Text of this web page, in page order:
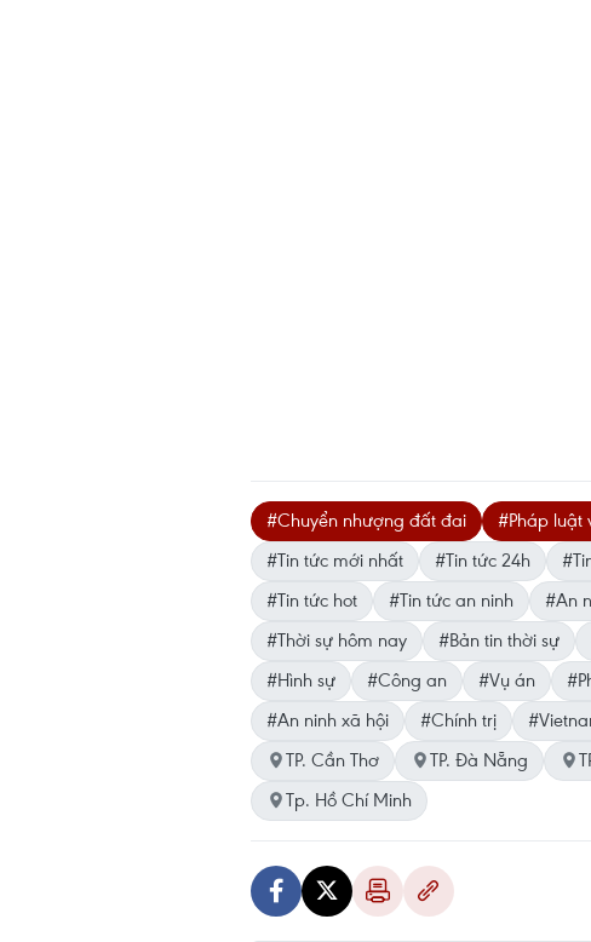
#Chuyển nhượng đất đai #Pháp luật
#Tin tức mới nhất
#Tin tức 24h
#Tin tức hot
#Tin tức an ninh #An
#Thời sự hôm nay
#Bản tin thời sự
#Hình sự
#Công an #Vụ án
#An ninh xã hội
#Chính trị
TP. Cần Thơ
TP. Đà Nẵng
Tp. Hồ Chí Minh